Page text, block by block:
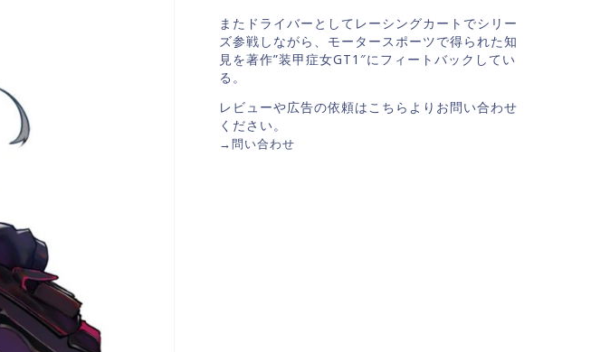
またドライバーとしてレーシングカートでシリー
ズ参戦しながら、モータースポーツで得られた知
見を著作”装甲症女GT1″にフィートバックしてい
る。
レビューや広告の依頼はこちらよりお問い合わせ
ください。
→問い合わせ